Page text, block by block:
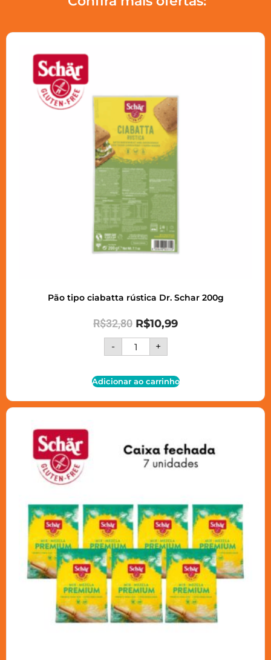
Pão tipo ciabatta rústica Dr. Schar 200g
R$32,80 R$10,99
- +
Adicionar ao carrinho